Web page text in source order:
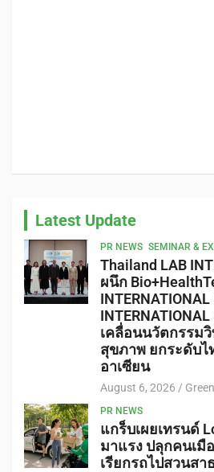
Latest Update
PR NEWS SEMINAR &
Thailand LAB
ผนึก
เคลื่อนนวัตกรรม
สุขภาพ ยกระดับไ
อาเซียน
August 6, 2026
PR NEWS
แกร็บเผยเทรนด์
มาแรง ปลุกคนเมื
เรียกรถไปสวนสา